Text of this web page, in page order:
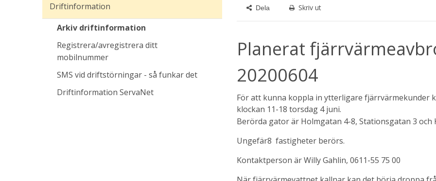
Driftinformation
Arkiv driftinformation
Registrera/avregistrera ditt
mobilnummer
SMS vid driftstörningar - så funkar det
Driftinformation ServaNetLänk till annan webbplats.
Dela Skriv ut
Planerat
20200604
För att kunna koppla in ytterligare fjärrvärmekunder
klockan 11-18 torsdag 4 juni.
Berörda gator är Holmgatan 4-8, Stationsgatan 3 och
Ungefär8  fastigheter berörs.
Kontaktperson är Willy Gahlin, 0611-55 75 00